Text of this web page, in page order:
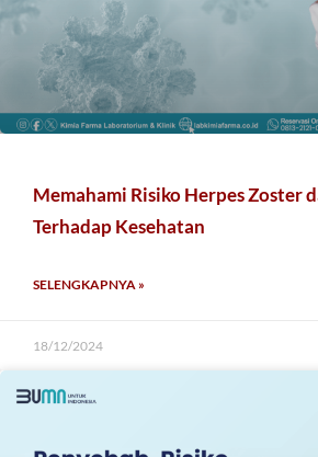
Memahami Risiko Herpes Zoster
Terhadap Kesehatan
SELENGKAPNYA »
18/12/2024